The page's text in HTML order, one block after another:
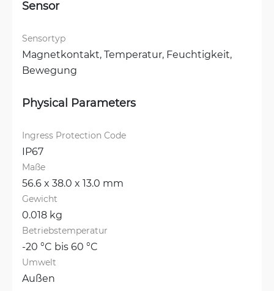
Sensor
Sensortyp
Magnetkontakt, Temperatur, Feuchtigkeit,
Bewegung
Physical Parameters
Ingress Protection Code
IP67
Maße
56.6 x 38.0 x 13.0 mm
Gewicht
0.018 kg
Betriebstemperatur
-20 °C bis 60 °C
Umwelt
Außen